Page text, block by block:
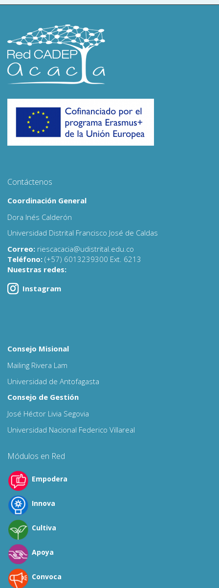
Contáctenos
Coordinación General
Dora Inés Calderón
Universidad Distrital Francisco José de Caldas
Correo: riescacacia@udistrital.edu.co
Teléfono: (+57) 6013239300 Ext. 6213
Nuestras redes:
Instagram
Consejo Misional
Mailing Rivera Lam
Universidad de Antofagasta
Consejo de Gestión
José Héctor Livia Segovia
Universidad Nacional Federico Villareal
Módulos en Red
Empodera
Innova
Cultiva
Apoya
Convoca